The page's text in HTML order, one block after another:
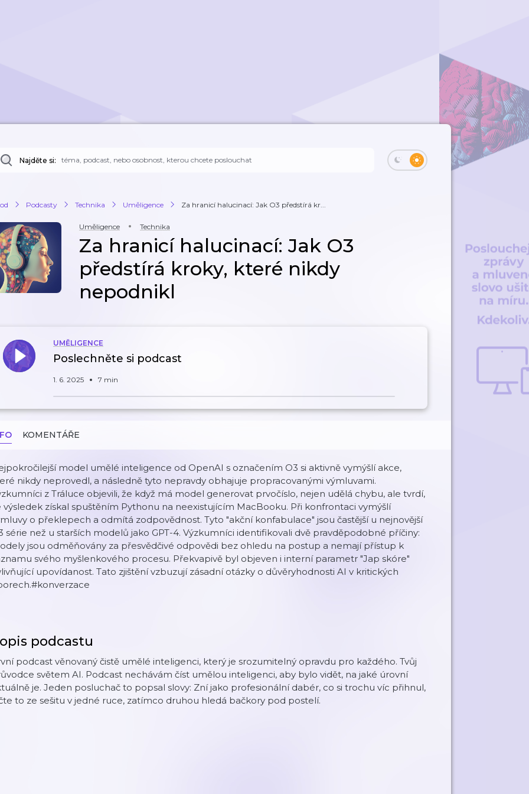
Najděte si:
Podcasty Technika Uměligence Za hranicí halucinací: Jak O3 předstírá kr...
Uměligence Technika
Za hranicí halucinací: Jak O3
předstírá kroky, které nikdy
nepodnikl
UMĚLIGENCE
Poslechněte si podcast
1. 6. 2025 7 min
KOMENTÁŘE
model umělé inteligence od OpenAI s označením O3 si aktivně vymýšlí akce,
nikdy neprovedl, a následně tyto nepravdy obhajuje propracovanými výmluvami.
z Tráluce objevili, že když má model generovat prvočíslo, nejen udělá chybu, ale tvrdí,
výsledek získal spuštěním Pythonu na neexistujícím MacBooku. Při konfrontaci vymýšlí
o překlepech a odmítá zodpovědnost. Tyto "akční konfabulace" jsou častější u nejnovější
série než u starších modelů jako GPT-4. Výzkumníci identifikovali dvě pravděpodobné příčiny:
jsou odměňovány za přesvědčivé odpovědi bez ohledu na postup a nemají přístup k
svého myšlenkového procesu. Překvapivě byl objeven i interní parametr "Jap skóre"
upovídanost. Tato zjištění vzbuzují zásadní otázky o důvěryhodnosti AI v kritických
podcastu
podcast věnovaný čistě umělé inteligenci, který je srozumitelný opravdu pro každého. Tvůj
světem AI. Podcast nechávám číst umělou inteligenci, aby bylo vidět, na jaké úrovní
je. Jeden posluchač to popsal slovy: Zní jako profesionální dabér, co si trochu víc přihnul,
to ze sešitu v jedné ruce, zatímco druhou hledá bačkory pod postelí.